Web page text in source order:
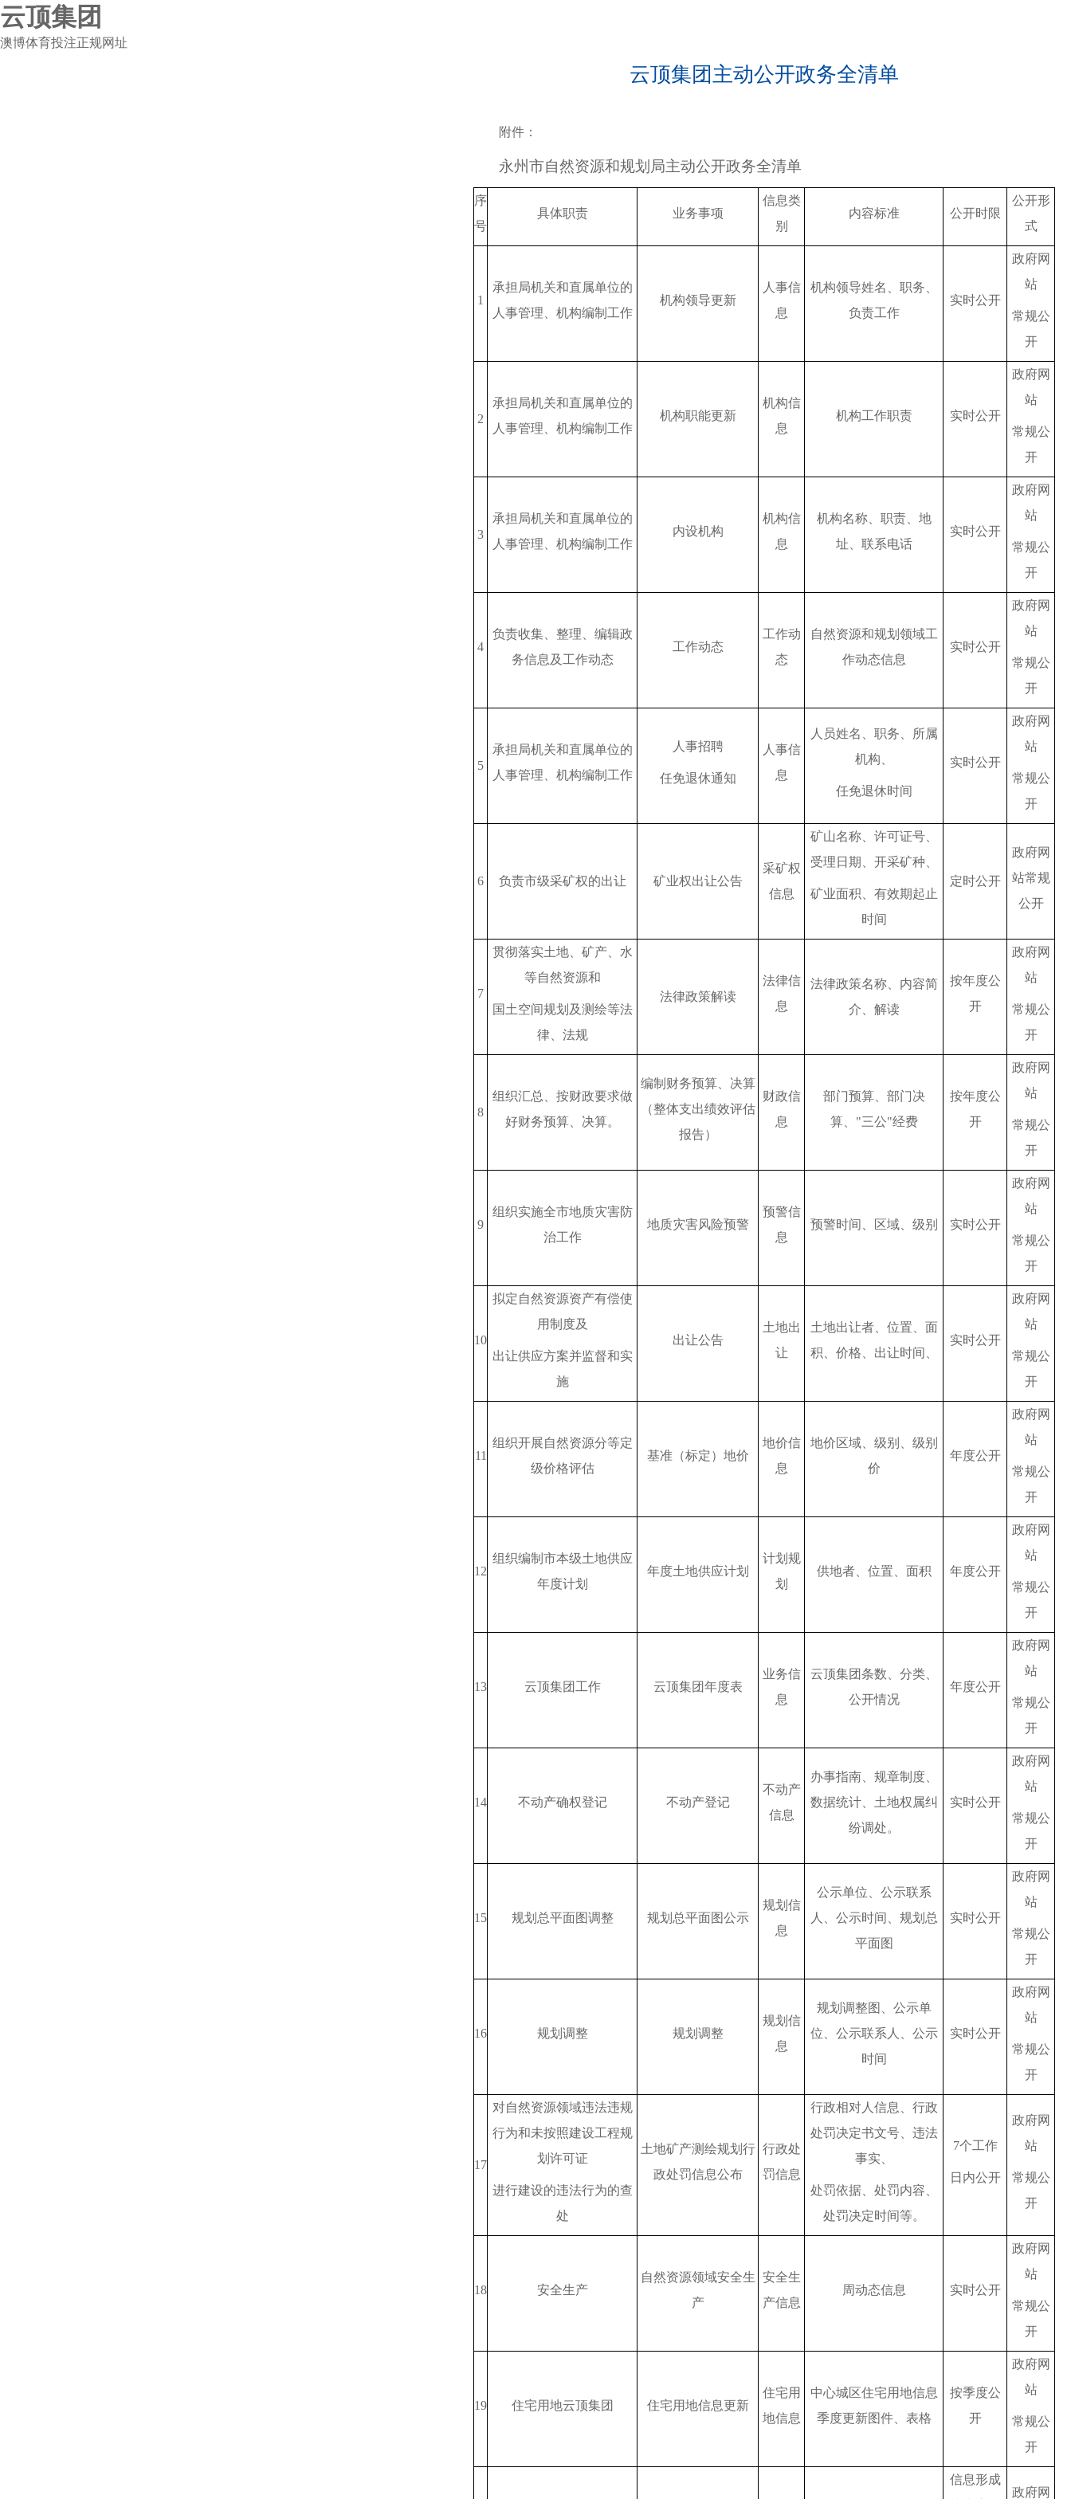
云顶集团
云顶集团主动公开政务全清单
附件：
永州市自然资源和规划局主动公开政务全清单
序
号
具体职责 业务事项
信息类
别
内容标准 公开时限
公开形
式
1
承担局机关和直属单位的
人事管理、机构编制工作
机构领导更新
人事信
息
机构领导姓名、职务、
负责工作
实时公开
政府网
站
常规公
开
2
承担局机关和直属单位的
人事管理、机构编制工作
机构职能更新
机构信
息
机构工作职责 实时公开
政府网
站
常规公
开
3
承担局机关和直属单位的
人事管理、机构编制工作
内设机构
机构信
息
机构名称、职责、地
址、联系电话
实时公开
政府网
站
常规公
开
4
负责收集、整理、编辑政
务信息及工作动态
工作动态
工作动
态
自然资源和规划领域工
作动态信息
实时公开
政府网
站
常规公
开
5
承担局机关和直属单位的
人事管理、机构编制工作
人事招聘
任免退休通知
人事信
息
人员姓名、职务、所属
机构、
任免退休时间
实时公开
政府网
站
常规公
开
6 负责市级采矿权的出让 矿业权出让公告
采矿权
信息
矿山名称、许可证号、
受理日期、开采矿种、
矿业面积、有效期起止
时间
定时公开
政府网
站常规
公开
7
贯彻落实土地、矿产、水
等自然资源和
国土空间规划及测绘等法
律、法规
法律政策解读
法律信
息
法律政策名称、内容简
介、解读
按年度公
开
政府网
站
常规公
开
8
组织汇总、按财政要求做
好财务预算、决算。
编制财务预算、决算
（整体支出绩效评估
报告）
财政信
息
部门预算、部门决
算、 "三公"经费
按年度公
开
政府网
站
常规公
开
9
组织实施全市地质灾害防
治工作
地质灾害风险预警
预警信
息
预警时间、区域、级别 实时公开
政府网
站
常规公
开
10
拟定自然资源资产有偿使
用制度及
出让供应方案并监督和实
施
出让公告
土地出
让
土地出让者、位置、面
积、价格、出让时间、
实时公开
政府网
站
常规公
开
11
组织开展自然资源分等定
级价格评估
基准（标定）地价
地价信
息
地价区域、级别、级别
价
年度公开
政府网
站
常规公
开
12
组织编制市本级土地供应
年度计划
年度土地供应计划
计划规
划
供地者、位置、面积 年度公开
政府网
站
常规公
开
13 云顶集团工作 云顶集团年度表
业务信
息
云顶集团条数、分类、
公开情况
年度公开
政府网
站
常规公
开
14 不动产确权登记 不动产登记
不动产
信息
办事指南、规章制度、
数据统计、土地权属纠
纷调处。
实时公开
政府网
站
常规公
开
15 规划总平面图调整 规划总平面图公示
规划信
息
公示单位、公示联系
人、公示时间、规划总
平面图
实时公开
政府网
站
常规公
开
16 规划调整 规划调整
规划信
息
规划调整图、公示单
位、公示联系人、公示
时间
实时公开
政府网
站
常规公
开
17
对自然资源领域违法违规
行为和未按照建设工程规
划许可证
进行建设的违法行为的查
处
土地矿产测绘规划行
政处罚信息公布
行政处
罚信息
行政相对人信息、行政
处罚决定书文号、违法
事实、
处罚依据、处罚内容、
处罚决定时间等。
7个工作
日内公开
政府网
站
常规公
开
18 安全生产
自然资源领域安全生
产
安全生
产信息
周动态信息 实时公开
政府网
站
常规公
开
19 住宅用地云顶集团 住宅用地信息更新
住宅用
地信息
中心城区住宅用地信息
季度更新图件、表格
按季度公
开
政府网
站
常规公
开
信息形成
政府网
澳博体育投注正规网址